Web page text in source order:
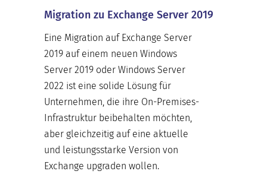
Migration zu Exchange Server 2019
Eine Migration auf Exchange Server
2019 auf einem neuen Windows
Server 2019 oder Windows Server
2022 ist eine solide Lösung für
Unternehmen, die ihre On-Premises-
Infrastruktur beibehalten möchten,
aber gleichzeitig auf eine aktuelle
und leistungsstarke Version von
Exchange upgraden wollen.